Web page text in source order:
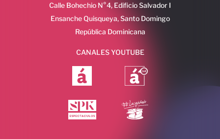
Calle Bohechio N°4, Edificio Salvador I
Ensanche Quisqueya, Santo Domingo
República Dominicana
CANALES YOUTUBE